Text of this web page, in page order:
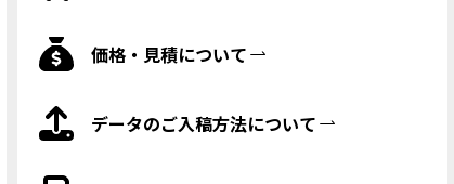
価格・見積について
データのご入稿方法について